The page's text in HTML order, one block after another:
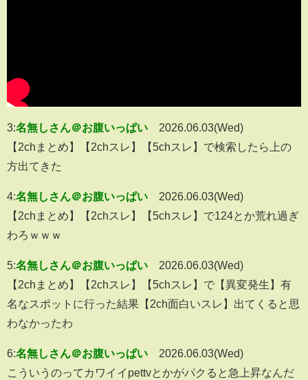
3:名無しさん＠お腹いっぱい
2026.06.03(Wed)
【2chまとめ】【2chスレ】【5chスレ】で検索したら上の
方出てきた
4:名無しさん＠お腹いっぱい
2026.06.03(Wed)
【2chまとめ】【2chスレ】【5chスレ】で124とか荒れ過ぎ
わろｗｗｗ
5:名無しさん＠お腹いっぱい
2026.06.03(Wed)
【2chまとめ】【2chスレ】【5chスレ】で【異変発生】有
名なスポットに行った結果【2ch面白いスレ】出てくると思
わなかったわ
6:名無しさん＠お腹いっぱい
2026.06.03(Wed)
こういうのってカワイイpettvとかがパクると急上昇なんだ